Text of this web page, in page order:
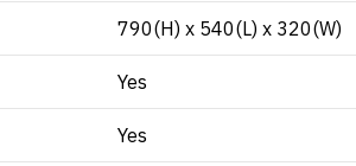
790(H) x 540(L) x 320(W)
Yes
Yes